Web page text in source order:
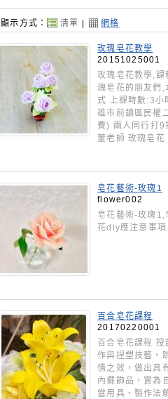
顯示方式： 清單 | 網格
玫瑰皂花教學
20151025001
玫瑰皂花教學,課
瑰皂花的朋友們,
式 上課時數:3小
雄市前鎮區民權
費) 兩人同行打
董老師 玫瑰皂花
皂花藝術-玫瑰1
flower002
皂花藝術-玫瑰1,
花diy應注意事
百合皂花課程
20170220001
百合皂花課程
作與捏塑技藝，
情之效，做出具
內擺飾品，實為
當用具、製作法